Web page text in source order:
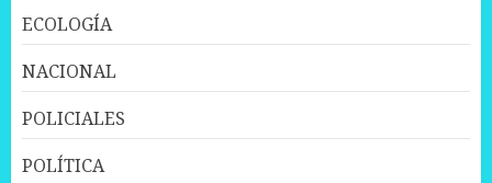
ECOLOGÍA
NACIONAL
POLICIALES
POLÍTICA